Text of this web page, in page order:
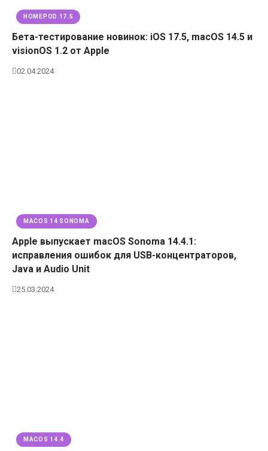
HOMEPOD 17.5
Бета-тестирование новинок: iOS 17.5, macOS 14.5 и
visionOS 1.2 от Apple
02.04.2024
MACOS 14 SONOMA
Apple выпускает macOS Sonoma 14.4.1:
исправления ошибок для USB-концентраторов,
Java и Audio Unit
25.03.2024
MACOS 14.4